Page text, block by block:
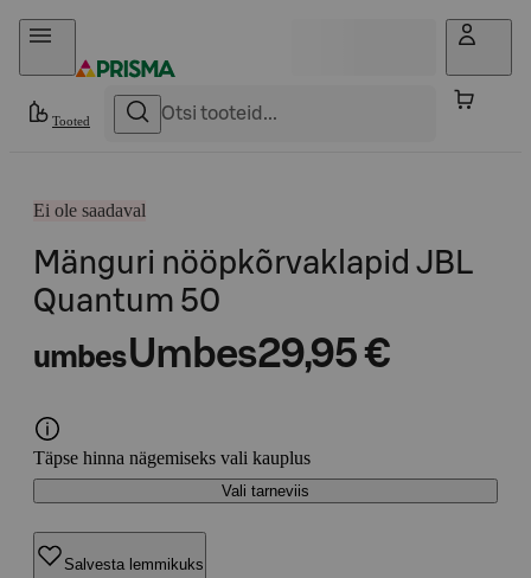
Otse sisu juurde
Tooted
Ei ole saadaval
Mänguri nööpkõrvaklapid JBL
Quantum 50
umbesUmbes29,95 €
Täpse hinna nägemiseks vali kauplus
Vali tarneviis
Salvesta lemmikuks